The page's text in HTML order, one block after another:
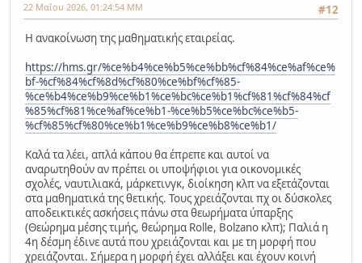
#12
22 Μαΐου 2026, 01:24:54 ΜΜ
Η ανακοίνωση της μαθηματικής εταιρείας.
https://hms.gr/%ce%b4%ce%b5%ce%bb%cf%84%ce%af%ce%
bf-%cf%84%cf%8d%cf%80%ce%bf%cf%85-
%ce%b4%ce%b9%ce%b1%ce%bc%ce%b1%cf%81%cf%84%cf
%85%cf%81%ce%af%ce%b1-%ce%b5%ce%bc%ce%b5-
%cf%85%cf%80%ce%b1%ce%b9%ce%b8%ce%b1/
Καλά τα λέει, απλά κάπου θα έπρεπε και αυτοί να
αναρωτηθούν αν πρέπει οι υποψήφιοι για οικονομικές
σχολές, ναυτιλιακά, μάρκετινγκ, διοίκηση κλπ να εξετάζονται
στα μαθηματικά της θετικής. Τους χρειάζονται πχ οι δύσκολες
αποδεικτικές ασκήσεις πάνω στα θεωρήματα ύπαρξης
(Θεώρημα μέσης τιμής, θεώρημα Rolle, Bolzano κλπ); Παλιά η
4η δέσμη έδινε αυτά που χρειάζονται και με τη μορφή που
χρειάζονται. Σήμερα η μορφή έχει αλλάξει και έχουν κοινή